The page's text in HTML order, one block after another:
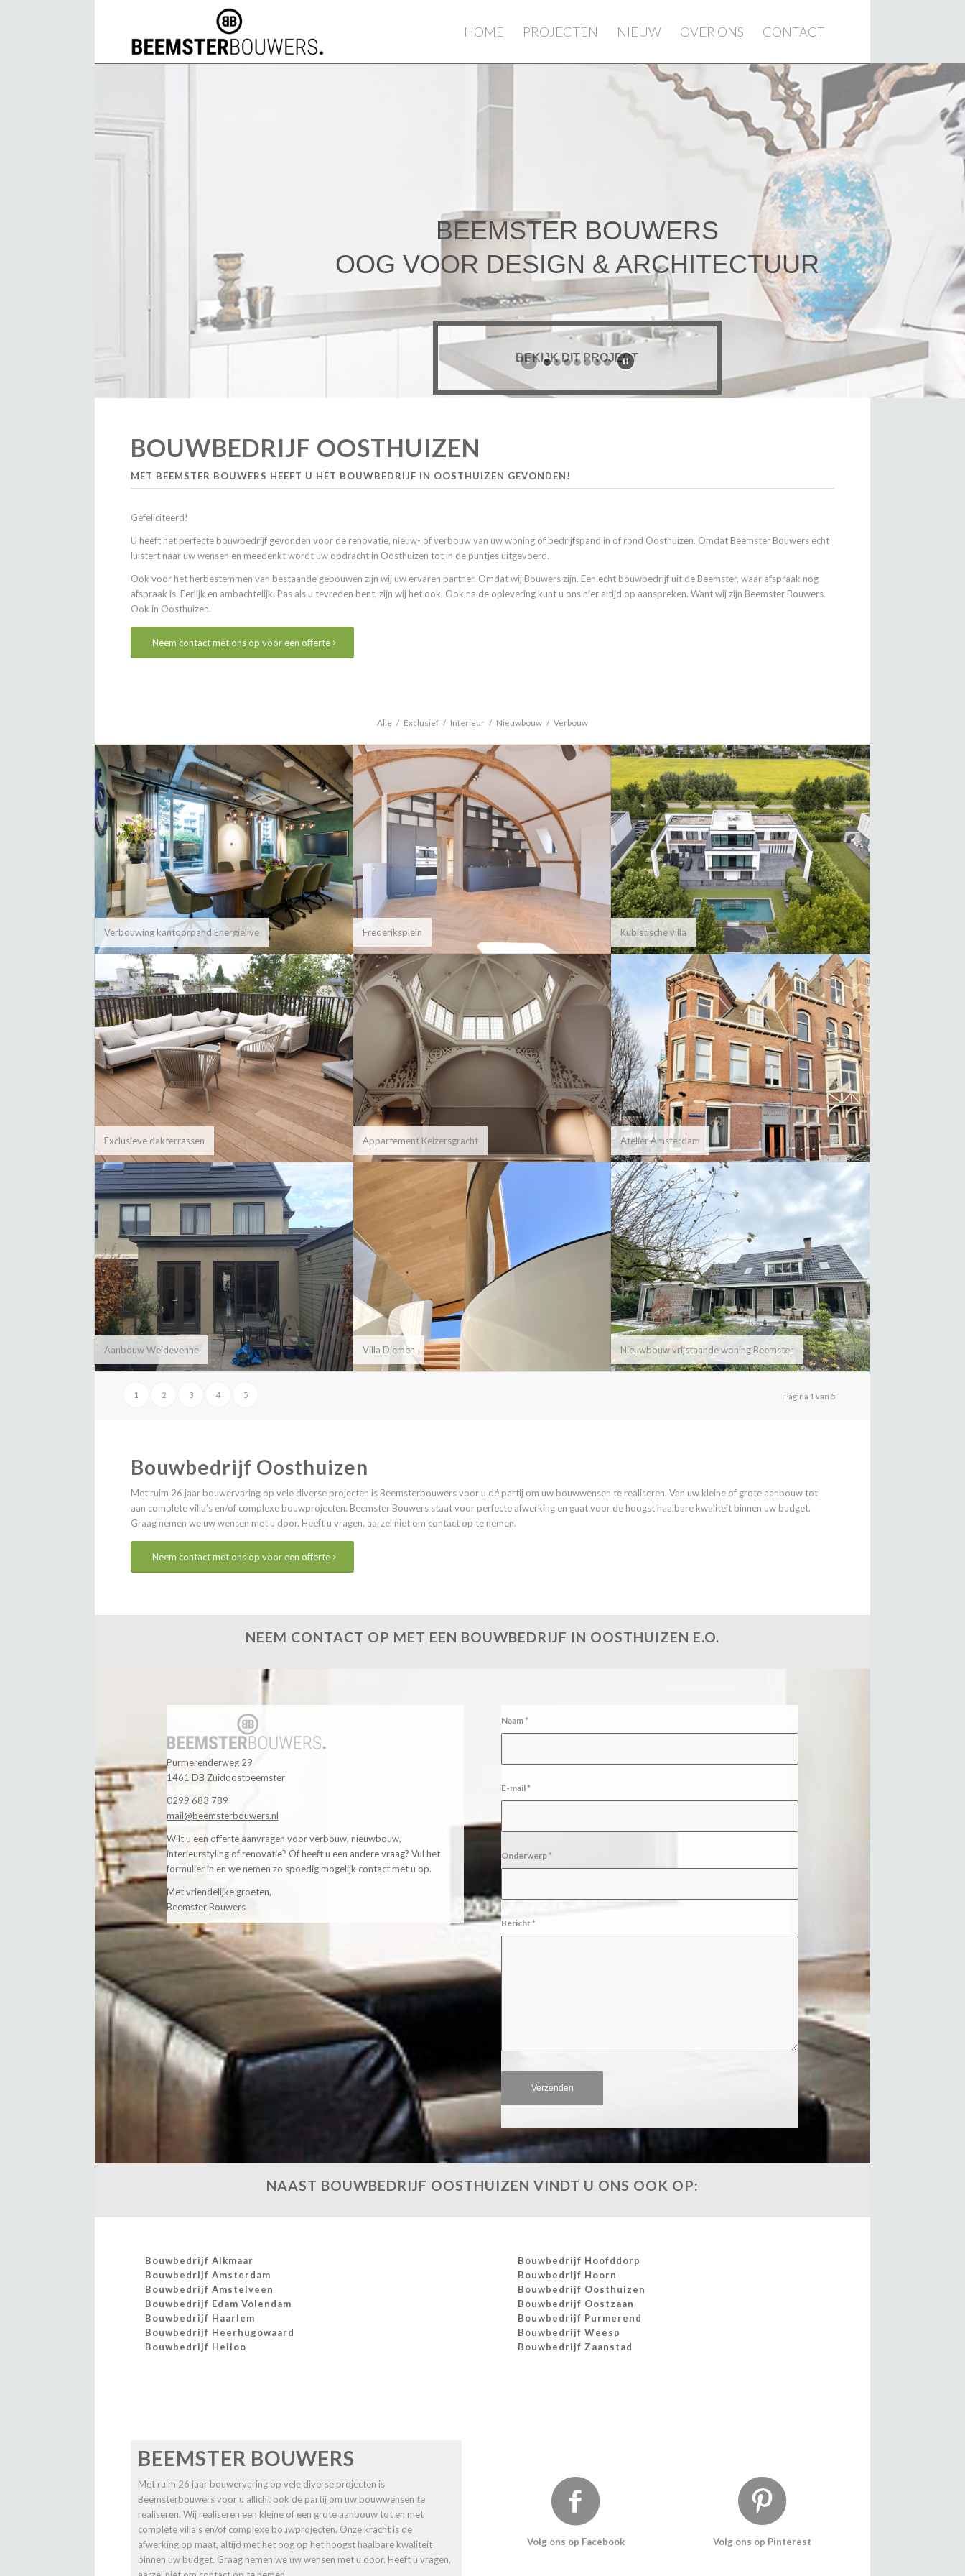
HOME PROJECTEN NIEUW OVER ONS CONTACT
BEEMSTER BOUWERS
OOG VOOR DESIGN & ARCHITECTUUR
BEKIJK DIT PROJECT
BOUWBEDRIJF OOSTHUIZEN
MET BEEMSTER BOUWERS HEEFT U HÉT BOUWBEDRIJF IN OOSTHUIZEN GEVONDEN!
Gefeliciteerd!
U heeft het perfecte bouwbedrijf gevonden voor de renovatie, nieuw- of verbouw van uw woning of bedrijfspand in of rond Oosthuizen. Omdat Beemster Bouwers echt
luistert naar uw wensen en meedenkt wordt uw opdracht in Oosthuizen tot in de puntjes uitgevoerd.
Ook voor het herbestemmen van bestaande gebouwen zijn wij uw ervaren partner. Omdat wij Bouwers zijn. Een echt bouwbedrijf uit de Beemster, waar afspraak nog
afspraak is. Eerlijk en ambachtelijk. Pas als u tevreden bent, zijn wij het ook. Ook na de oplevering kunt u ons hier altijd op aanspreken. Want wij zijn Beemster Bouwers.
Ook in Oosthuizen.
Neem contact met ons op voor een offerte
Alle / Exclusief / Interieur / Nieuwbouw / Verbouw
Verbouwing kantoorpand Energielive Frederiksplein Kubistische villa
Exclusieve dakterrassen Appartement Keizersgracht Atelier Amsterdam
Aanbouw Weidevenne Villa Diemen Nieuwbouw vrijstaande woning Beemster
Pagina 1 van 5
1 2 3 4 5
Bouwbedrijf Oosthuizen
Met ruim 26 jaar bouwervaring op vele diverse projecten is Beemsterbouwers voor u dé partij om uw bouwwensen te realiseren. Van uw kleine of grote aanbouw tot
aan complete villa’s en/of complexe bouwprojecten. Beemster Bouwers staat voor perfecte afwerking en gaat voor de hoogst haalbare kwaliteit binnen uw budget.
Graag nemen we uw wensen met u door. Heeft u vragen, aarzel niet om contact op te nemen.
Neem contact met ons op voor een offerte
NEEM CONTACT OP MET EEN BOUWBEDRIJF IN OOSTHUIZEN E.O.
Purmerenderweg 29
1461 DB Zuidoostbeemster
0299 683 789
mail@beemsterbouwers.nl
Wilt u een offerte aanvragen voor verbouw, nieuwbouw,
interieurstyling of renovatie? Of heeft u een andere vraag? Vul het
formulier in en we nemen zo spoedig mogelijk contact met u op.
Met vriendelijke groeten,
Beemster Bouwers
Naam *
E-mail *
Onderwerp *
Bericht *
NAAST BOUWBEDRIJF OOSTHUIZEN VINDT U ONS OOK OP:
Bouwbedrijf Alkmaar
Bouwbedrijf Amsterdam
Bouwbedrijf Amstelveen
Bouwbedrijf Edam Volendam
Bouwbedrijf Haarlem
Bouwbedrijf Heerhugowaard
Bouwbedrijf Heiloo
Bouwbedrijf Hoofddorp
Bouwbedrijf Hoorn
Bouwbedrijf Oosthuizen
Bouwbedrijf Oostzaan
Bouwbedrijf Purmerend
Bouwbedrijf Weesp
Bouwbedrijf Zaanstad
BEEMSTER BOUWERS
Met ruim 26 jaar bouwervaring op vele diverse projecten is
Beemsterbouwers voor u allicht ook de partij om uw bouwwensen te
realiseren. Wij realiseren een kleine of een grote aanbouw tot en met
complete villa’s en/of complexe bouwprojecten. Onze kracht is de
afwerking op maat, altijd met het oog op het hoogst haalbare kwaliteit
binnen uw budget. Graag nemen we uw wensen met u door. Heeft u vragen,
Volg ons op Facebook Volg ons op Pinterest